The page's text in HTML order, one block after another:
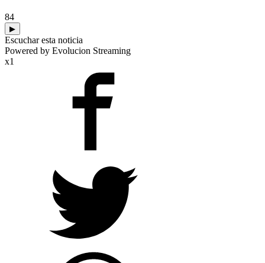
84
▶
Escuchar esta noticia
Powered by Evolucion Streaming
x1